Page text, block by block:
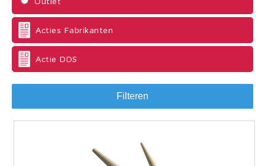
Acties Fabrikanten
Actie DDS
Filteren